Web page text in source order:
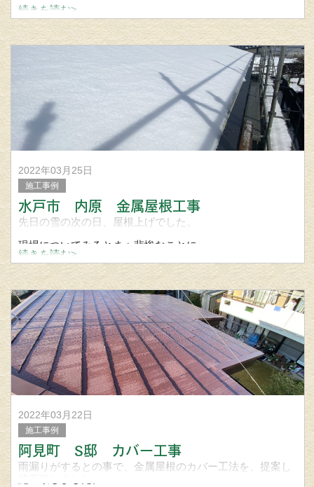
使用材料 セキノ興産 立平ロック２０型
カラー ジェットブラック
屋根 外壁 雨樋工事の
続きを読む>
2022年03月25日
施工事例
水戸市 内原 金属屋根工事
先日の雪の次の日、屋根上げでした。
現場についてみるとまぁ悲惨なことに、、、
ガッツリ積もってました（笑）
せっせと雪を降ろし
荷上げ完了です。
屋根の上は得意と言え、さすが
続きを読む>
2022年03月22日
施工事例
阿見町 S邸 カバー工事
雨漏りがするとの事で、金属屋根のカバー工法を、提案し